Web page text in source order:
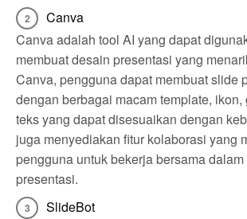
Canva
Canva adalah tool AI yang dapat
membuat desain presentasi yang
Canva, pengguna dapat membuat slide
dengan berbagai macam template, ikon,
teks yang dapat disesuaikan dengan
juga menyediakan fitur kolaborasi yang
pengguna untuk bekerja bersama
presentasi.
SlideBot